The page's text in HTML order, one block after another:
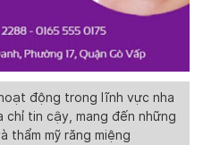
động trong lĩnh vực nha
chỉ tin cậy, mang đến những
thẩm mỹ răng miệng